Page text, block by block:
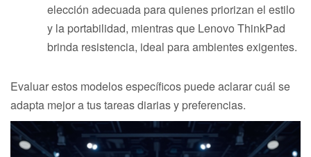
elección adecuada para quienes priorizan el estilo
y la portabilidad, mientras que Lenovo ThinkPad
brinda resistencia, ideal para ambientes exigentes.
Evaluar estos modelos específicos puede aclarar cuál se
adapta mejor a tus tareas diarias y preferencias.